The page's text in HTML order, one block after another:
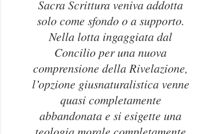
Sacra Scrittura veniva addotta
solo come sfondo o a supporto.
Nella lotta ingaggiata dal
Concilio per una nuova
comprensione della Rivelazione,
l’opzione giusnaturalistica venne
quasi completamente
abbandonata e si esigette una
teologia morale completamente